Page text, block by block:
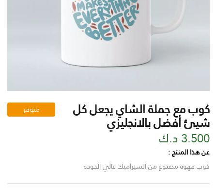
كوب مع جملة الشاي يجعل كل
شيئ أفضل بالانجليزي
متوفر
3.500 د.ك
عن هذا المنتج :
كوب قهوة مصنوع من السيراميك عالي الجودة